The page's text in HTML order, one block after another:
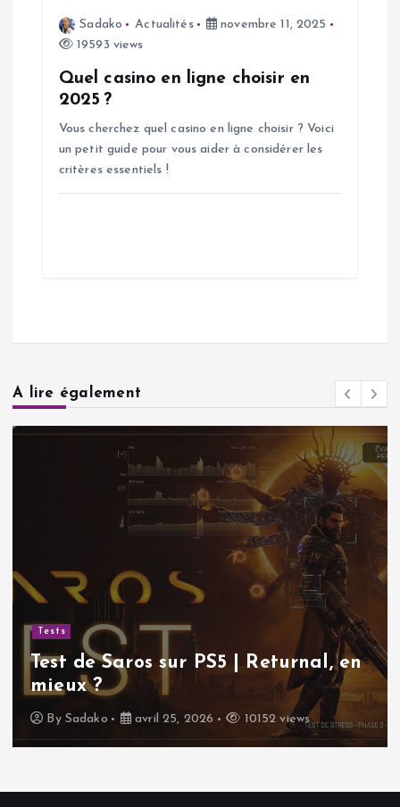
Sadako Actualités
novembre 11, 2025
19593 views
Quel casino en ligne choisir en
2025 ?
Vous cherchez quel casino en ligne choisir ? Voici
un petit guide pour vous aider à considérer les
critères essentiels !
A lire également
Tests
Test de Saros sur PS5 | Returnal, en
mieux ?
By Sadako avril 25, 2026 10152 views